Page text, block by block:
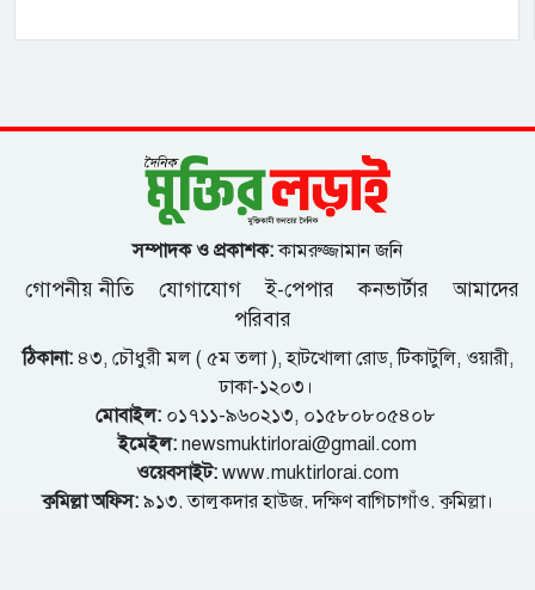
সম্পাদক ও প্রকাশক:কামরুজ্জামান জনি
গোপনীয় নীতি যোগাযোগ ই-পেপার কনভার্টার
আমাদের
পরিবার
ঠিকানা:৪৩, চৌধুরী মল ( ৫ম তলা ), হাটখোলা রোড, টিকাটুলি, ওয়ারী,
ঢাকা-১২০৩।
মোবাইল:০১৭১১-৯৬০২১৩, ০১৫৮০৮০৫৪০৮
ইমেইল: newsmuktirlorai@gmail.com
ওয়েবসাইট: www.muktirlorai.com
কুমিল্লা অফিস: ৯১৩, তালুকদার হাউজ, দক্ষিণ বাগিচাগাঁও, কুমিল্লা।